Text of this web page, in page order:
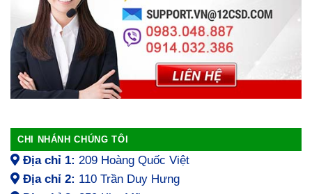
CHI NHÁNH CHÚNG TÔI
Địa chỉ 1: 209 Hoàng Quốc Việt
Địa chỉ 2: 110 Trần Duy Hưng